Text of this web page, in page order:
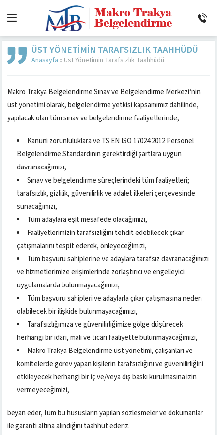
ÜST YÖNETIMIN TARAFSIZLIK TAAHHÜDÜ
Anasayfa » Üst Yönetimin Tarafsızlık Taahhüdü
Makro Trakya Belgelendirme Sınav ve Belgelendirme Merkezi‘nin
üst yönetimi olarak, belgelendirme yetkisi kapsamımız dahilinde,
yapılacak olan tüm sınav ve belgelendirme faaliyetlerinde;
Kanuni zorunluluklara ve TS EN ISO 17024:2012 Personel
Belgelendirme Standardının gerektirdiği şartlara uygun
davranacağımızı,
Sınav ve belgelendirme süreçlerindeki tüm faaliyetleri;
tarafsızlık, gizlilik, güvenilirlik ve adalet ilkeleri çerçevesinde
sunacağımızı,
Tüm adaylara eşit mesafede olacağımızı,
Faaliyetlerimizin tarafsızlığını tehdit edebilecek çıkar
çatışmalarını tespit ederek, önleyeceğimizi,
Tüm başvuru sahiplerine ve adaylara tarafsız davranacağımızı
ve hizmetlerimize erişimlerinde zorlaştırıcı ve engelleyici
uygulamalarda bulunmayacağımızı,
Tüm başvuru sahipleri ve adaylarla çıkar çatışmasına neden
olabilecek bir ilişkide bulunmayacağımızı,
Tarafsızlığımıza ve güvenilirliğimize gölge düşürecek
herhangi bir idari, mali ve ticari faaliyette bulunmayacağımızı,
Makro Trakya Belgelendirme üst yönetimi, çalışanları ve
komitelerde görev yapan kişilerin tarafsızlığını ve güvenilirliğini
etkileyecek herhangi bir iç ve/veya dış baskı kurulmasına izin
vermeyeceğimizi,
beyan eder, tüm bu hususların yapılan sözleşmeler ve dokümanlar
ile garanti altına alındığını taahhüt ederiz.